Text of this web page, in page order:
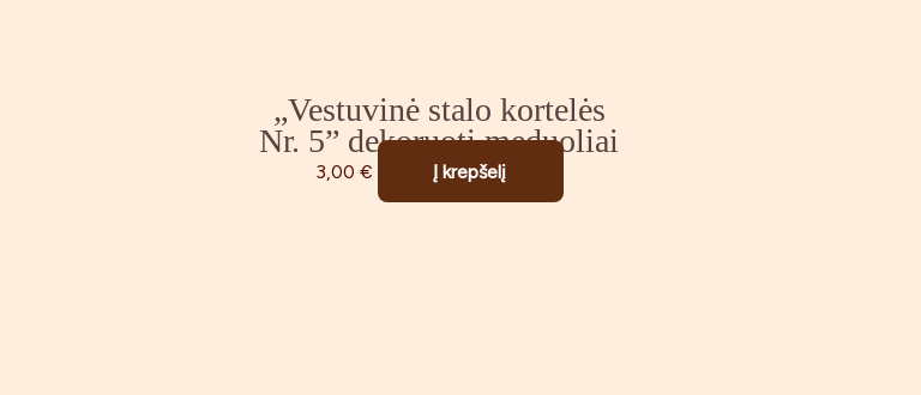
„Vestuvinė stalo kortelės
Nr. 5” dekoruoti meduoliai
3,00 € Į krepšelį